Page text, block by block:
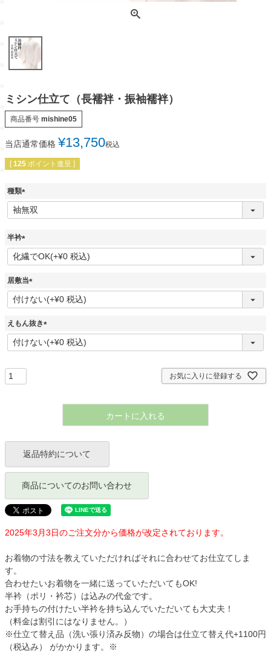
ミシン仕立て（長襦袢・振袖襦袢）
商品番号 mishine05
当店通常価格 ¥13,750税込
[ 125 ポイント進呈 ]
種類
(
必
)
半衿
(
必
)
居敷当
(
必
)
えもん抜き
(
必
お気に入りに登録する
カートに入れる
返品特約について
商品についてのお問い合わせ
2025年3月3日のご注文分から価格が改定されております。
お着物の寸法を教えていただければそれに合わせてお仕立てしま
す。
合わせたいお着物を一緒に送っていただいてもOK!
半衿（ポリ・衿芯）は込みの代金です。
お手持ちの付けたい半衿を持ち込んでいただいても大丈夫！
（料金は割引にはなりません。）
※仕立て替え品（洗い張り済み反物）の場合は仕立て替え代+1100円
（税込み） がかかります。※